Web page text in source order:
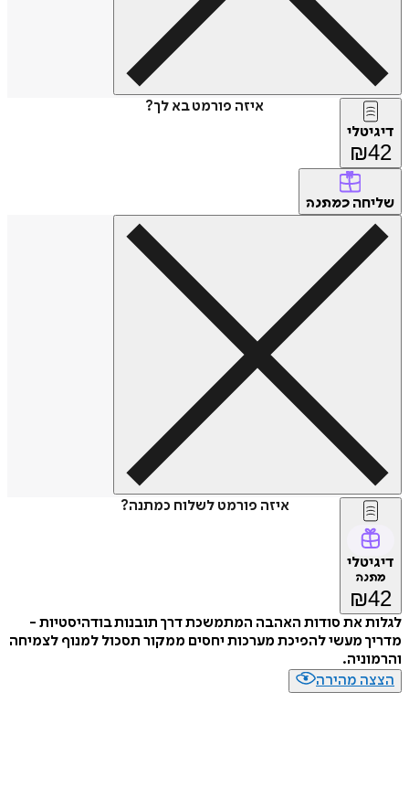
איזה פורמט בא לך?
דיגיטלי
₪42
שליחה כמתנה
איזה פורמט לשלוח כמתנה?
דיגיטלי
מתנה
₪42
לגלות את סודות האהבה המתמשכת דרך תובנות בודהיסטיות -
מדריך מעשי להפיכת מערכות יחסים ממקור תסכול למנוף לצמיחה
והרמוניה.
הצצה מהירה